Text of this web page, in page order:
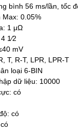
bình 56 ms/lần, tốc
0.05%
1 μΩ
1⁄2
mV
T, R-T, LPR, LPR-T
loại 6-BIN
dữ liệu: 10000
có
có